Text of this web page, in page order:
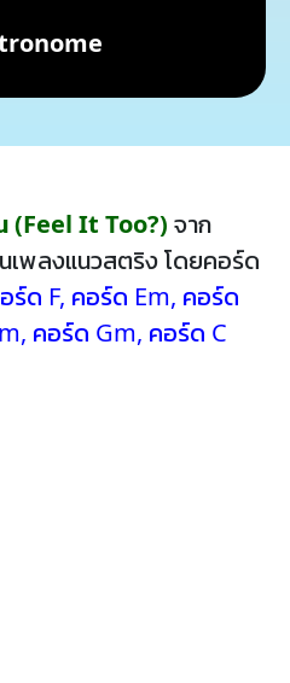
(Feel It Too?) จาก
เพลงแนวสตริง โดยคอร์ด
ร์ด F, คอร์ด Em, คอร์ด
, คอร์ด Gm, คอร์ด C